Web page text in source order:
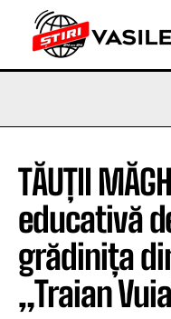
TĂUȚII
educativă
grădinița
„Traian